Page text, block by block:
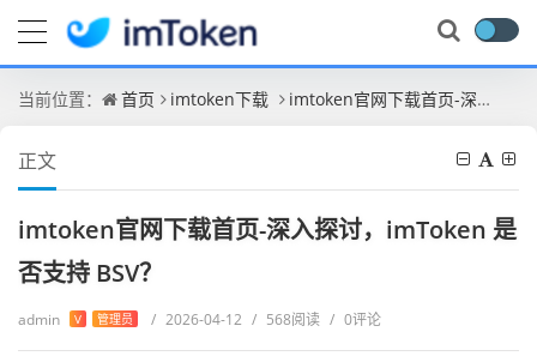
当前位置： 首页 imtoken下载 imtoken官网下载首页-深入探讨，imToken 是否支持 BSV？
正文
imtoken官网下载首页-深入探讨，imToken 是
否支持 BSV？
admin V 管理员 / 2026-04-12 / 568阅读 / 0评论